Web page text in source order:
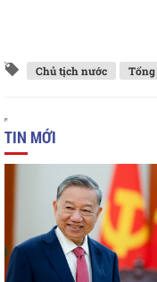
Chủ tịch nước
TIN MỚI